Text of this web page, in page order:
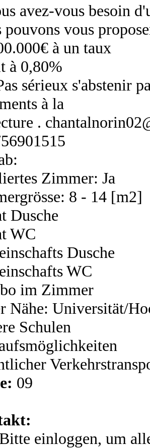
avez-vous besoin
pouvons vous
à un taux
à 0,80%
sérieux s'abstenir
à la
.
Zimmer: Ja
8 - 14 [m2]
Dusche
WC
Dusche
WC
im Zimmer
Nähe: Universität/
Schulen
09
einloggen, um